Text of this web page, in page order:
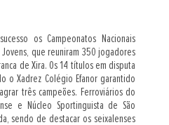
os Campeonatos Nacionais
que reuniram 350 jogadores
de Xira. Os 14 títulos em disputa
o Xadrez Colégio Efanor garantido
três campeões. Ferroviários do
e Núcleo Sportinguista de São
sendo de destacar os seixalenses